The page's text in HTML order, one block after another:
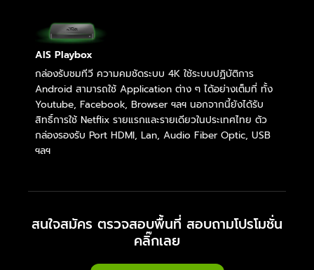
AIS Playbox
กล่องรับชมทีวี ความคมชัดระบบ 4K ใช้ระบบปฏิบัติการ
Android สามารถใช้ Application ต่าง ๆ ได้อย่างเต็มที่ ทั้ง
Youtube, Facebook, Browser ฯลฯ นอกจากนี้ยังได้รับ
สิทธิ์การใช้ Netflix รายแรกและรายเดียวในประเทศไทย ตัว
กล่องรองรับ Port HDMI, Lan, Audio Fiber Optic, USB
ฯลฯ
สนใจสมัคร ตรวจสอบพื้นที่ สอบถามโปรโมชั่น
คลิ๊กเลย